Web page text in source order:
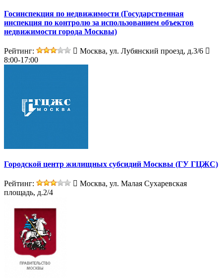
Госинспекция по недвижимости (Государственная
инспекция по контролю за использованием объектов
недвижимости города Москвы)
Рейтинг:
Москва, ул. Лубянский проезд, д.3/6
8:00-17:00
Городской центр жилищных субсидий Москвы (ГУ ГЦЖС)
Рейтинг:
Москва, ул. Малая Сухаревская
площадь, д.2/4